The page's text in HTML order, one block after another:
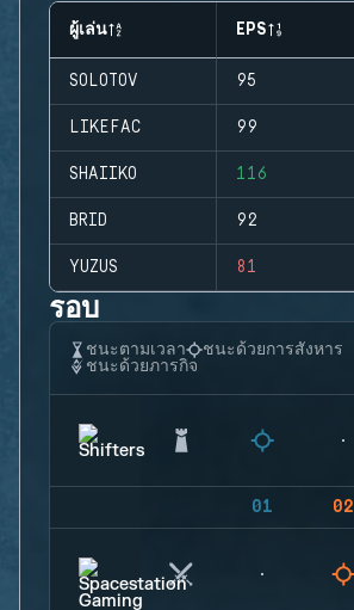
ผู้เล่น EPS
SOLOTOV 95
LIKEFAC 99
SHAIIKO 116
BRID 92
YUZUS 81
รอบ
ชนะตามเวลา
ชนะด้วยการสังหาร
ชนะด้วยภารกิจ
01 02